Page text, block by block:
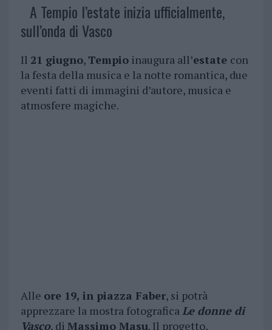
A Tempio l’estate inizia ufficialmente,
sull’onda di Vasco
Il 21 giugno,Tempioinaugura all’estate con
la festa della musica e la notte romantica, due
eventi fatti di immagini d’autore, musica e
atmosfere magiche.
Alle ore 19, in piazza Faber, si potrà
apprezzare la mostra fotograficaLe donne di
Vasco, di Massimo Masu. Il progetto,